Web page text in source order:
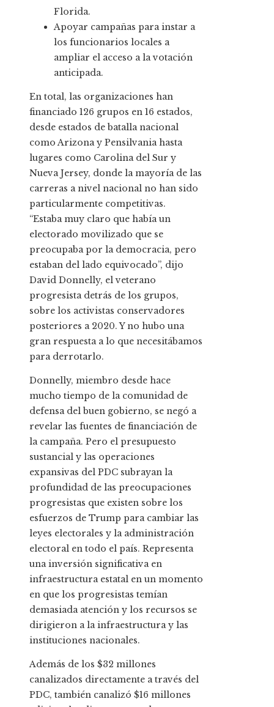
Florida.
Apoyar campañas para instar a
los funcionarios locales a
ampliar el acceso a la votación
anticipada.
En total, las organizaciones han
financiado 126 grupos en 16 estados,
desde estados de batalla nacional
como Arizona y Pensilvania hasta
lugares como Carolina del Sur y
Nueva Jersey, donde la mayoría de las
carreras a nivel nacional no han sido
particularmente competitivas.
“Estaba muy claro que había un
electorado movilizado que se
preocupaba por la democracia, pero
estaban del lado equivocado”, dijo
David Donnelly, el veterano
progresista detrás de los grupos,
sobre los activistas conservadores
posteriores a 2020. Y no hubo una
gran respuesta a lo que necesitábamos
para derrotarlo.
Donnelly, miembro desde hace
mucho tiempo de la comunidad de
defensa del buen gobierno, se negó a
revelar las fuentes de financiación de
la campaña. Pero el presupuesto
sustancial y las operaciones
expansivas del PDC subrayan la
profundidad de las preocupaciones
progresistas que existen sobre los
esfuerzos de Trump para cambiar las
leyes electorales y la administración
electoral en todo el país. Representa
una inversión significativa en
infraestructura estatal en un momento
en que los progresistas temían
demasiada atención y los recursos se
dirigieron a la infraestructura y las
instituciones nacionales.
Además de los $32 millones
canalizados directamente a través del
PDC, también canalizó $16 millones